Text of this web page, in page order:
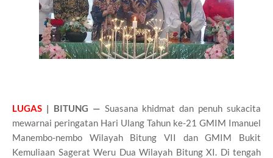
LUGAS | BITUNG — Suasana khidmat dan penuh sukacita
mewarnai peringatan Hari Ulang Tahun ke-21 GMIM Imanuel
Manembo-nembo Wilayah Bitung VII dan GMIM Bukit
Kemuliaan Sagerat Weru Dua Wilayah Bitung XI. Di tengah